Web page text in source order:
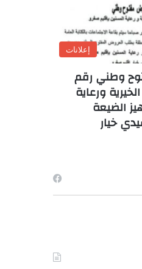
إعلانات
وطني رقم
الخيرية ورعاية
الضيعة
خيار